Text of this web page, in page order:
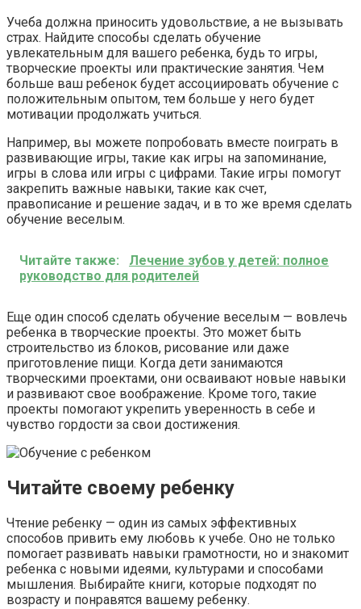
Учеба должна приносить удовольствие, а не вызывать
страх. Найдите способы сделать обучение
увлекательным для вашего ребенка, будь то игры,
творческие проекты или практические занятия. Чем
больше ваш ребенок будет ассоциировать обучение с
положительным опытом, тем больше у него будет
мотивации продолжать учиться.
Например, вы можете попробовать вместе поиграть в
развивающие игры, такие как игры на запоминание,
игры в слова или игры с цифрами. Такие игры помогут
закрепить важные навыки, такие как счет,
правописание и решение задач, и в то же время сделать
обучение веселым.
Читайте также:
Лечение зубов у детей: полное
руководство для родителей
Еще один способ сделать обучение веселым — вовлечь
ребенка в творческие проекты. Это может быть
строительство из блоков, рисование или даже
приготовление пищи. Когда дети занимаются
творческими проектами, они осваивают новые навыки
и развивают свое воображение. Кроме того, такие
проекты помогают укрепить уверенность в себе и
чувство гордости за свои достижения.
Читайте своему ребенку
Чтение ребенку — один из самых эффективных
способов привить ему любовь к учебе. Оно не только
помогает развивать навыки грамотности, но и знакомит
ребенка с новыми идеями, культурами и способами
мышления. Выбирайте книги, которые подходят по
возрасту и понравятся вашему ребенку.